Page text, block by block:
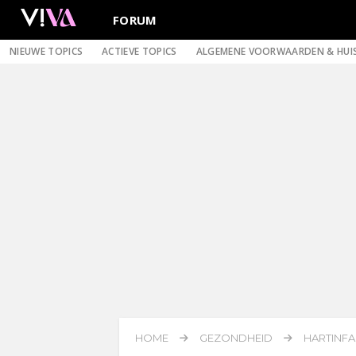
FORUM
NIEUWE TOPICS ACTIEVE TOPICS ALGEMENE VOORWAARDEN &
HOME GEZONDHEID